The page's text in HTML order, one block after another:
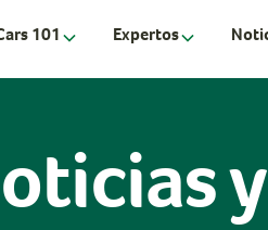
101 Expertos